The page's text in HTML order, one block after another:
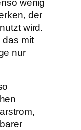
wenig
der
wird.
das mit
nur